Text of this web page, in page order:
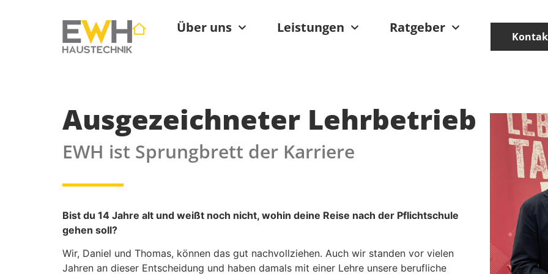
Über uns Leistungen Ratgeber
Ausgezeichneter Lehrbetrieb
EWH ist Sprungbrett der Karriere
Bist du 14 Jahre alt und weißt noch nicht, wohin deine Reise nach der Pflichtschule
gehen soll?
Wir, Daniel und Thomas, können das gut nachvollziehen. Auch wir standen vor vielen
Jahren an dieser Entscheidung und haben damals mit einer Lehre unsere berufliche